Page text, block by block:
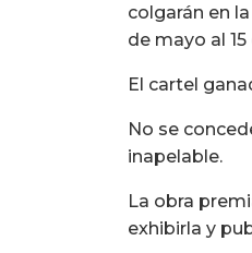
colgarán en
de mayo al
El cartel
No se
inapelable.
La obra
exhibirla y